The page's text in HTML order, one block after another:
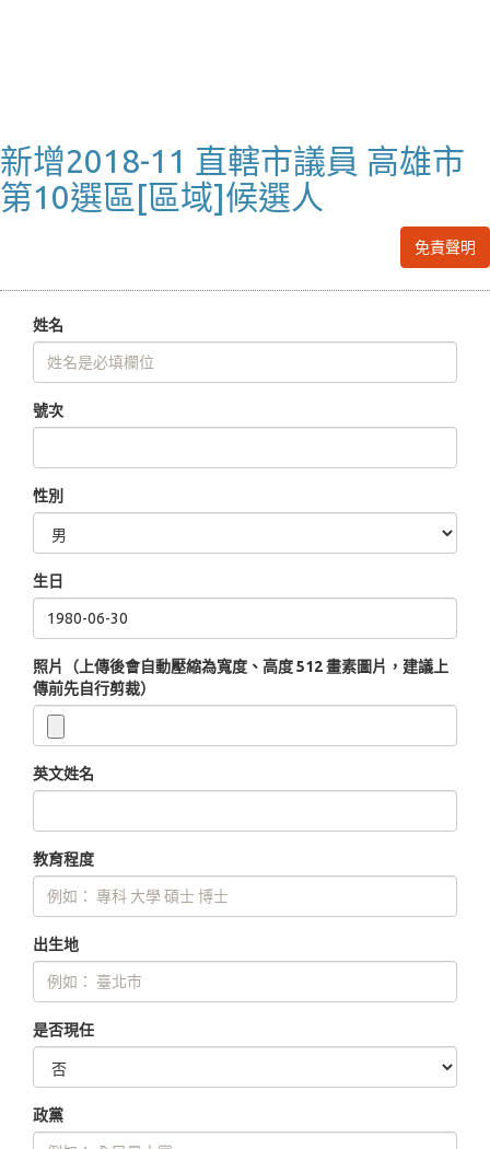
新增2018-11 直轄市議員 高雄市
第10選區[區域]候選人
免責聲明
姓名
號次
性別
生日
照片（上傳後會自動壓縮為寬度、高度 512 畫素圖片，建議上
傳前先自行剪裁）
英文姓名
教育程度
出生地
是否現任
政黨